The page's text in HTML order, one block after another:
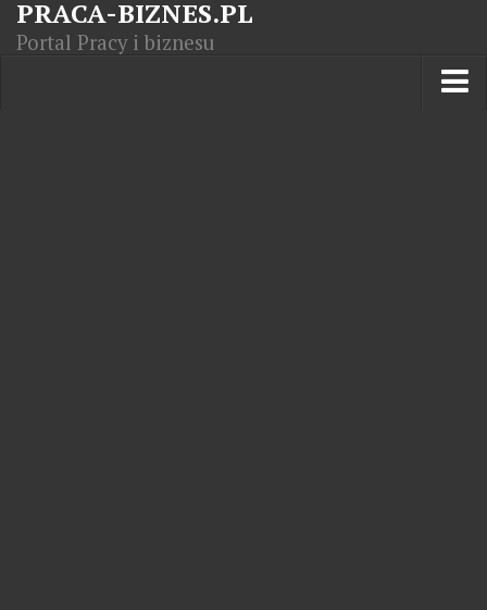
PRACA-BIZNES.PL
Portal Pracy i biznesu